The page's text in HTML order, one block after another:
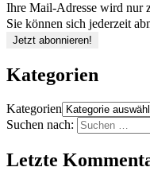
Ihre Mail-Adresse wird nur
Sie können sich jederzeit
Kategorien
Kategorien
Suchen nach:
Letzte